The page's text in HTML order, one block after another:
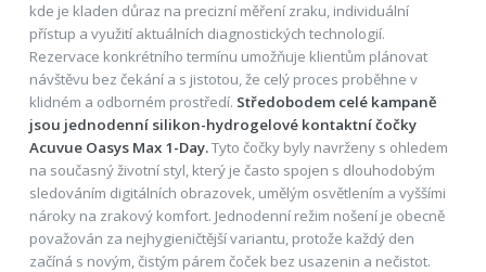
kde je kladen důraz na precizní měření zraku, individuální
přístup a využití aktuálních diagnostických technologií.
Rezervace konkrétního termínu umožňuje klientům plánovat
návštěvu bez čekání a s jistotou, že celý proces proběhne v
klidném a odborném prostředí. Středobodem celé kampaně
jsou jednodenní silikon-hydrogelové kontaktní čočky
Acuvue Oasys Max 1-Day.Tyto čočky byly navrženy s ohledem
na současný životní styl, který je často spojen s dlouhodobým
sledováním digitálních obrazovek, umělým osvětlením a vyššími
nároky na zrakový komfort. Jednodenní režim nošení je obecně
považován za nejhygieničtější variantu, protože každý den
začíná s novým, čistým párem čoček bez usazenin a nečistot.